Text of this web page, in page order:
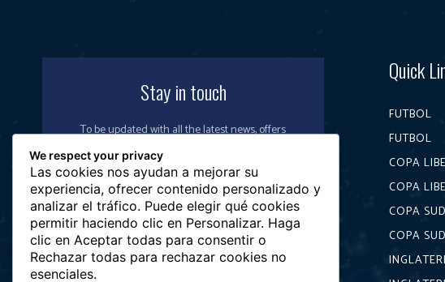
Stay in touch
To be updated with all the latest news, offers
and special announcements.
SIGN UP
Quick
FUTBOL
FUTBOL
COPA
COPA
COPA
COPA
We respect your privacy
Las cookies nos ayudan a mejorar su
experiencia, ofrecer contenido personalizado y
analizar el tráfico. Puede elegir qué cookies
permitir haciendo clic en Personalizar. Haga
clic en Aceptar todas para consentir o
Rechazar todas para rechazar cookies no
esenciales.